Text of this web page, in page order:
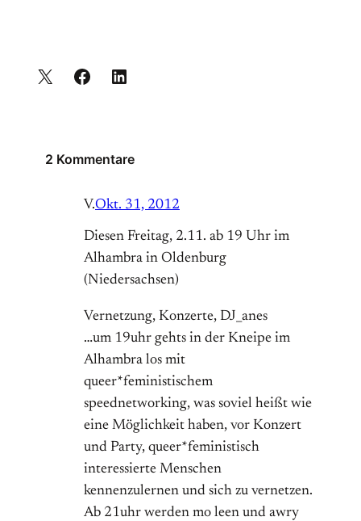
2 Kommentare
V.Okt. 31, 2012
Diesen Freitag, 2.11. ab 19 Uhr im
Alhambra in Oldenburg
(Niedersachsen)
Vernetzung, Konzerte, DJ_anes
…um 19uhr gehts in der Kneipe im
Alhambra los mit
queer*feministischem
speednetworking, was soviel heißt wie
eine Möglichkeit haben, vor Konzert
und Party, queer*feministisch
interessierte Menschen
kennenzulernen und sich zu vernetzen.
Ab 21uhr werden mo leen und awry